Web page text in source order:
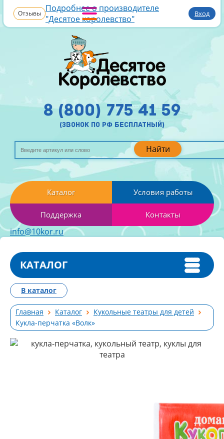
Отзывы Подробнее о производителе
"Десятое королевство"
Вход
Найти
8 (800) 775 41 59
(звонок по рф бесплатный)
Каталог Условия работы
Поддержка Контакты
info@10kor.ru
КАТАЛОГ
Главная Каталог
Кукольные театры для детей
Кукла-перчатка «Волк»
В каталог